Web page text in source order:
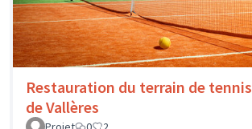
Restauration du terrain de tennis
de Vallères